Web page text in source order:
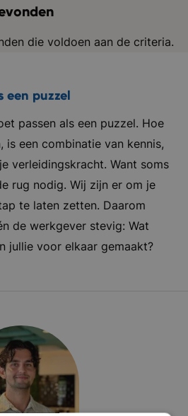
die voldoen aan de criteria.
een puzzel
passen als een puzzel. Hoe
is een combinatie van kennis,
verleidingskracht. Want soms
rug nodig. Wij zijn er om je
te laten zetten. Daarom
de werkgever stevig: Wat
jullie voor elkaar gemaakt?